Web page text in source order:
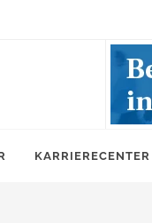
KARRIERECENTER